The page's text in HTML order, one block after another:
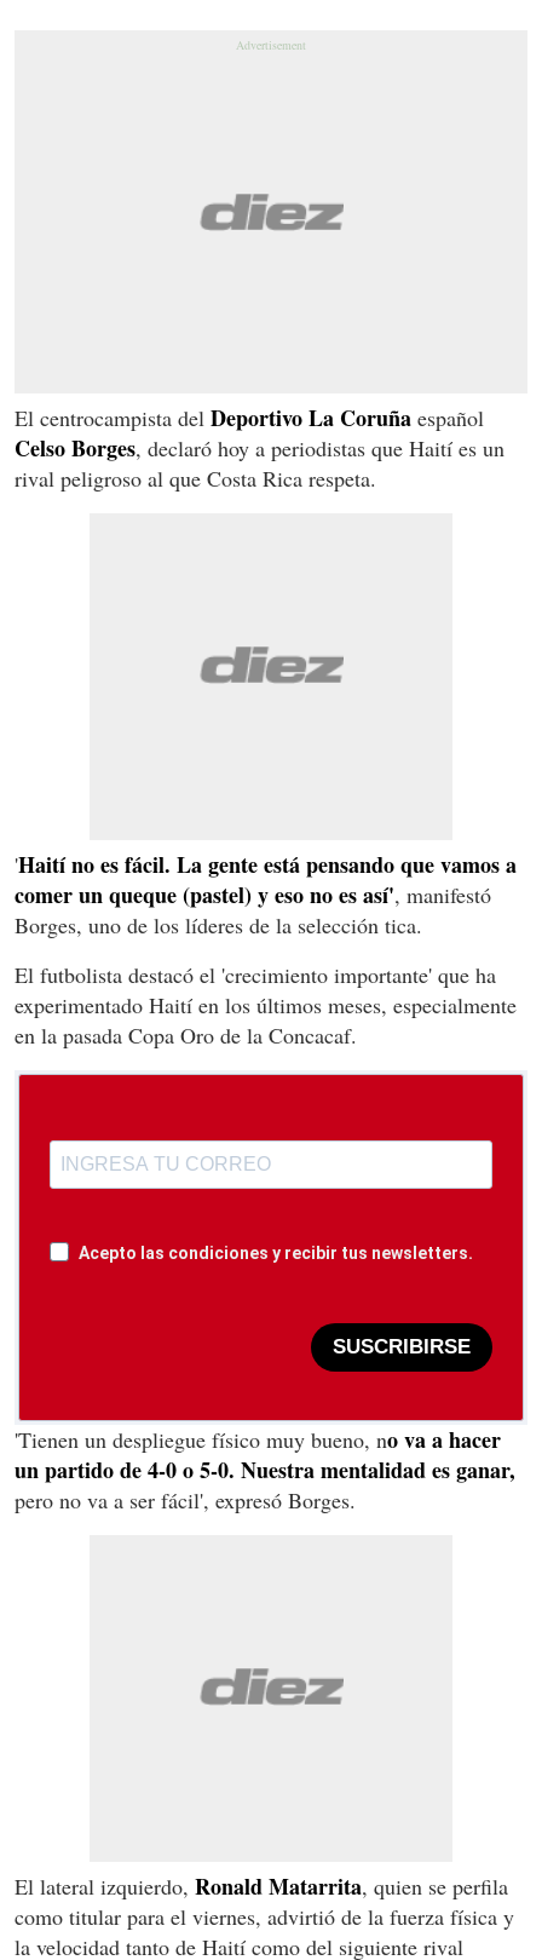
El centrocampista del Deportivo La Coruña español
Celso Borges, declaró hoy a periodistas que Haití es un
rival peligroso al que Costa Rica respeta.
'Haití no es fácil. La gente está pensando que vamos a
comer un queque (pastel) y eso no es así', manifestó
Borges, uno de los líderes de la selección tica.
El futbolista destacó el 'crecimiento importante' que ha
experimentado Haití en los últimos meses, especialmente
en la pasada Copa Oro de la Concacaf.
Acepto las condiciones y recibir tus newsletters.
SUSCRIBIRSE
'Tienen un despliegue físico muy bueno, no va a hacer
un partido de 4-0 o 5-0. Nuestra mentalidad es ganar,
pero no va a ser fácil', expresó Borges.
El lateral izquierdo, Ronald Matarrita, quien se perfila
como titular para el viernes, advirtió de la fuerza física y
la velocidad tanto de Haití como del siguiente rival